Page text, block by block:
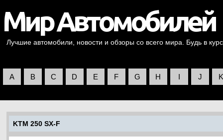
Лучшие автомобили, новости и обзоры со всего мира. Будь в
A B C D E F G H I J K
KTM 250 SX-F